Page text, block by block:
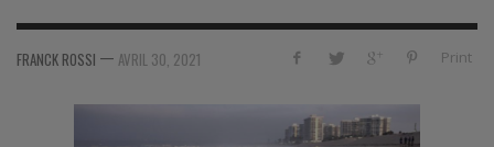
Print
FRANCK ROSSI — AVRIL 30, 2021